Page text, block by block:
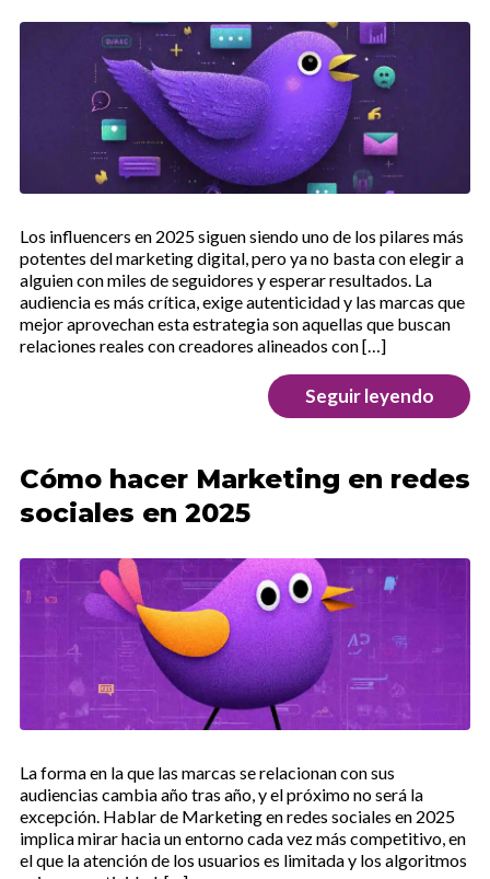
Los influencers en 2025 siguen siendo uno de los pilares más
potentes del marketing digital, pero ya no basta con elegir a
alguien con miles de seguidores y esperar resultados. La
audiencia es más crítica, exige autenticidad y las marcas que
mejor aprovechan esta estrategia son aquellas que buscan
relaciones reales con creadores alineados con […]
Seguir leyendo
Cómo hacer Marketing en redes
sociales en 2025
La forma en la que las marcas se relacionan con sus
audiencias cambia año tras año, y el próximo no será la
excepción. Hablar de Marketing en redes sociales en 2025
implica mirar hacia un entorno cada vez más competitivo, en
el que la atención de los usuarios es limitada y los algoritmos